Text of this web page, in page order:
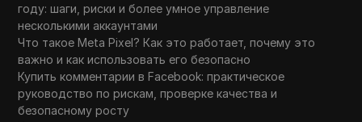
году: шаги, риски и более умное управление
несколькими аккаунтами
Что такое Meta Pixel? Как это работает, почему это
важно и как использовать его безопасно
Купить комментарии в Facebook: практическое
руководство по рискам, проверке качества и
безопасному росту